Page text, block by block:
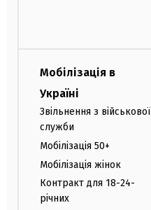
Мобілізація в
Україні
Звільнення з військової
служби
Мобілізація 50+
Мобілізація жінок
Контракт для 18-24-
річних